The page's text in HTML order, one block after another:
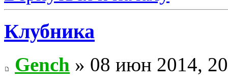
Клубника
Gench » 08 июн 2014,